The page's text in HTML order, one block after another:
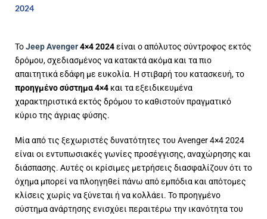
2024
ΤοJeep Avenger4×4 2024είναι ο απόλυτος σύντροφος εκτός
δρόμου, σχεδιασμένος να κατακτά ακόμα και τα πιο
απαιτητικά εδάφη με ευκολία. Η στιβαρή του κατασκευή, το
προηγμένο σύστημα 4×4 και τα εξειδικευμένα
χαρακτηριστικά εκτός δρόμου το καθιστούν πραγματικό
κύριο της άγριας φύσης.
Μία από τις ξεχωριστές δυνατότητες του Avenger 4×4 2024
είναι οι εντυπωσιακές γωνίες προσέγγισης, αναχώρησης και
διάσπασης. Αυτές οι κρίσιμες μετρήσεις διασφαλίζουν ότι το
όχημα μπορεί να πλοηγηθεί πάνω από εμπόδια και απότομες
κλίσεις χωρίς να ξύνεται ή να κολλάει. Το προηγμένο
σύστημα ανάρτησης ενισχύει περαιτέρω την ικανότητα του